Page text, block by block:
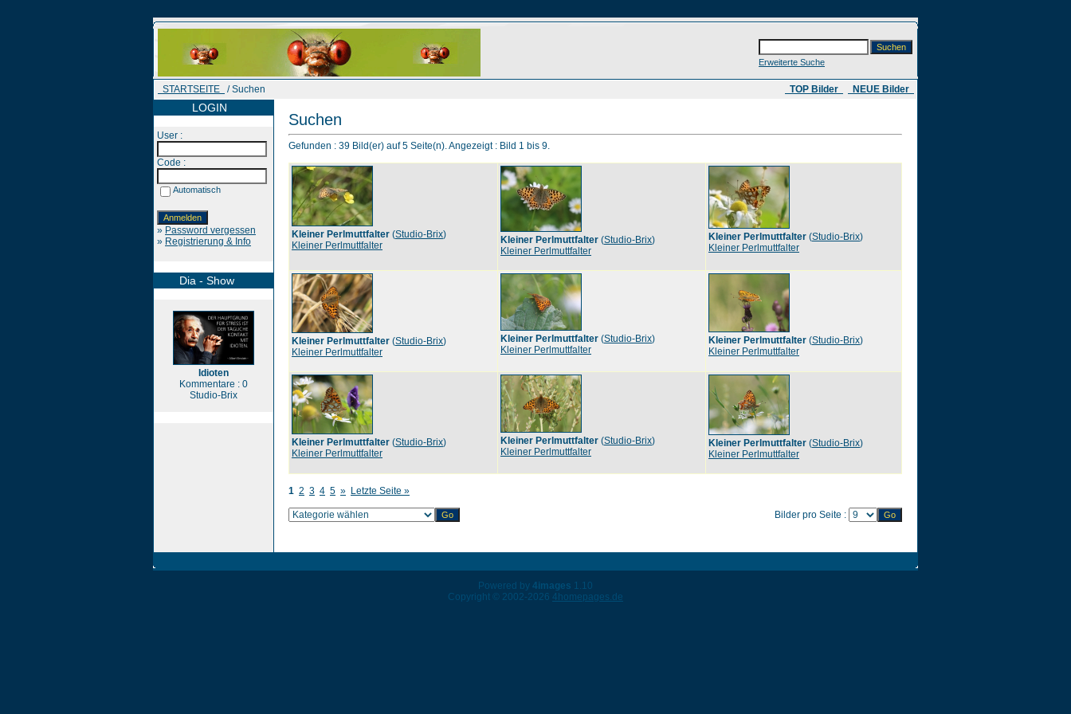
Erweiterte Suche
STARTSEITE / Suchen ​ TOP Bilder NEUE Bilder
LOGIN
User :
Code :
Automatisch
» Password vergessen
» Registrierung & Info
Dia - Show
Idioten
Kommentare : 0
Studio-Brix
Suchen
Gefunden : 39 Bild(er) auf 5 Seite(n). Angezeigt : Bild 1 bis 9.
Kleiner Perlmuttfalter (Studio-Brix)
Kleiner Perlmuttfalter
Kleiner Perlmuttfalter (Studio-Brix)
Kleiner Perlmuttfalter
Kleiner Perlmuttfalter (Studio-Brix)
Kleiner Perlmuttfalter
Kleiner Perlmuttfalter (Studio-Brix)
Kleiner Perlmuttfalter
Kleiner Perlmuttfalter (Studio-Brix)
Kleiner Perlmuttfalter
Kleiner Perlmuttfalter (Studio-Brix)
Kleiner Perlmuttfalter
Kleiner Perlmuttfalter (Studio-Brix)
Kleiner Perlmuttfalter
Kleiner Perlmuttfalter (Studio-Brix)
Kleiner Perlmuttfalter
Kleiner Perlmuttfalter (Studio-Brix)
Kleiner Perlmuttfalter
1 2 3 4 5 » Letzte Seite »
Bilder pro Seite :
Powered by 4images 1.10
Copyright © 2002-2026 4homepages.de